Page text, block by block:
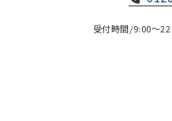
受付時間/9:00～